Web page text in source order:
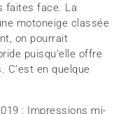
faites face. La
motoneige classée
on pourrait
puisqu’elle offre
C’est en quelque